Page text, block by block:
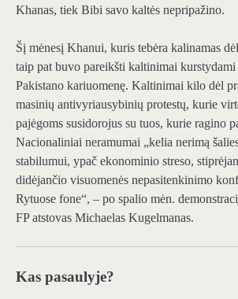
Khanas, tiek Bibi savo kaltės nepripažino.
Šį mėnesį Khanui, kuris tebėra kalinamas
taip pat buvo pareikšti kaltinimai
Pakistano kariuomenę. Kaltinimai kilo dėl
masinių antivyriausybinių protestų, kurie
pajėgoms susidorojus su tuos, kurie ragino
Nacionaliniai neramumai „kelia nerimą
stabilumui, ypač ekonominio streso,
didėjančio visuomenės nepasitenkinimo
Rytuose fone“, – po spalio mėn.
FP atstovas Michaelas Kugelmanas.
Kas pasaulyje?